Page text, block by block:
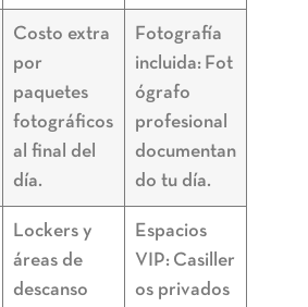
Costo extra
por
paquetes
fotográficos
al final del
día.
Fotografía
incluida: Fot
ógrafo
profesional
documentan
do tu día.
Lockers y
áreas de
descanso
Espacios
VIP: Casiller
os privados